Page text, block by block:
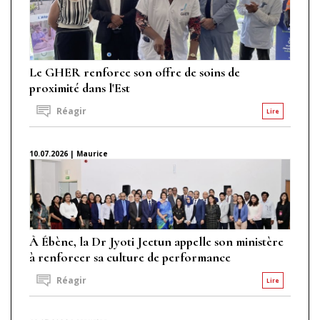
Le GHER renforce son offre de soins de
proximité dans l'Est
Lire
Réagir
10.07.2026 | Maurice
À Ébène, la Dr Jyoti Jeetun appelle son ministère
à renforcer sa culture de performance
Lire
Réagir